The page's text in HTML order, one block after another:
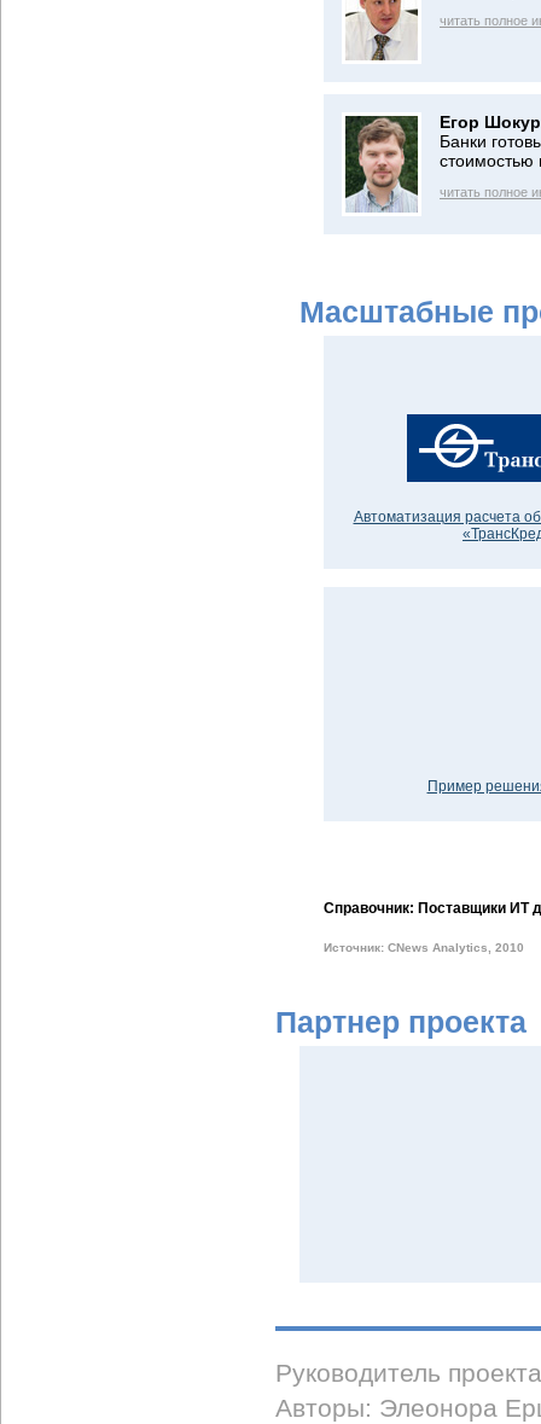
читать полное
Егор
Банки
читать полное
Масштабные
Автоматизация расчета
Пример
Справочник: Поставщики ИТ
Источник: CNews Analytics, 2010
Партнер проекта
Руководитель
Авторы: Элеонора